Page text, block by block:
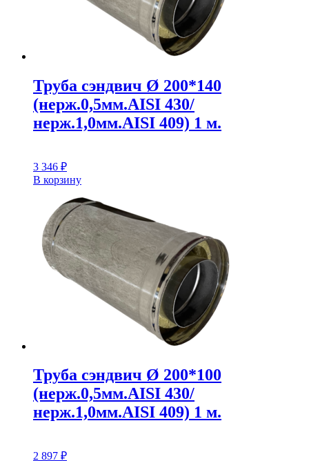
Труба сэндвич Ø 200*140
(нерж.0,5мм.AISI 430/
нерж.1,0мм.AISI 409) 1 м.
3 346 ₽
В корзину
Труба сэндвич Ø 200*100
(нерж.0,5мм.AISI 430/
нерж.1,0мм.AISI 409) 1 м.
2 897 ₽